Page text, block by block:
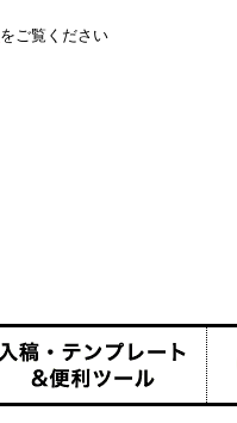
をご覧ください